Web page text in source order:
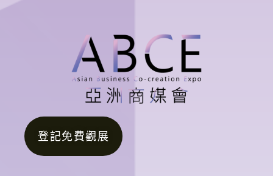
登記免費觀展